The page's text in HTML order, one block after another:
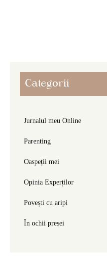
Categorii
Jurnalul meu Online
Parenting
Oaspeții mei
Opinia Experților
Povești cu aripi
În ochii presei